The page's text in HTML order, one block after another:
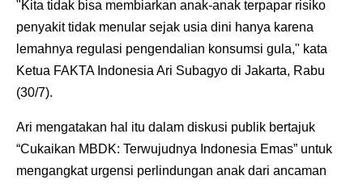
"Kita tidak bisa membiarkan anak-anak terpapar risiko
penyakit tidak menular sejak usia dini hanya karena
lemahnya regulasi pengendalian konsumsi gula," kata
Ketua FAKTA Indonesia Ari Subagyo di Jakarta, Rabu
(30/7).
Ari mengatakan hal itu dalam diskusi publik bertajuk
“Cukaikan MBDK: Terwujudnya Indonesia Emas” untuk
mengangkat urgensi perlindungan anak dari ancaman